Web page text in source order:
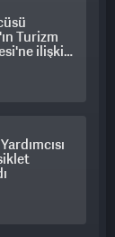
Turizm
ilişkin